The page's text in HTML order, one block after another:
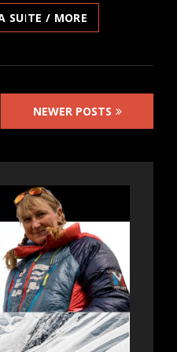
SUITE / MORE
DERNIÈRE
NEWER POSTS